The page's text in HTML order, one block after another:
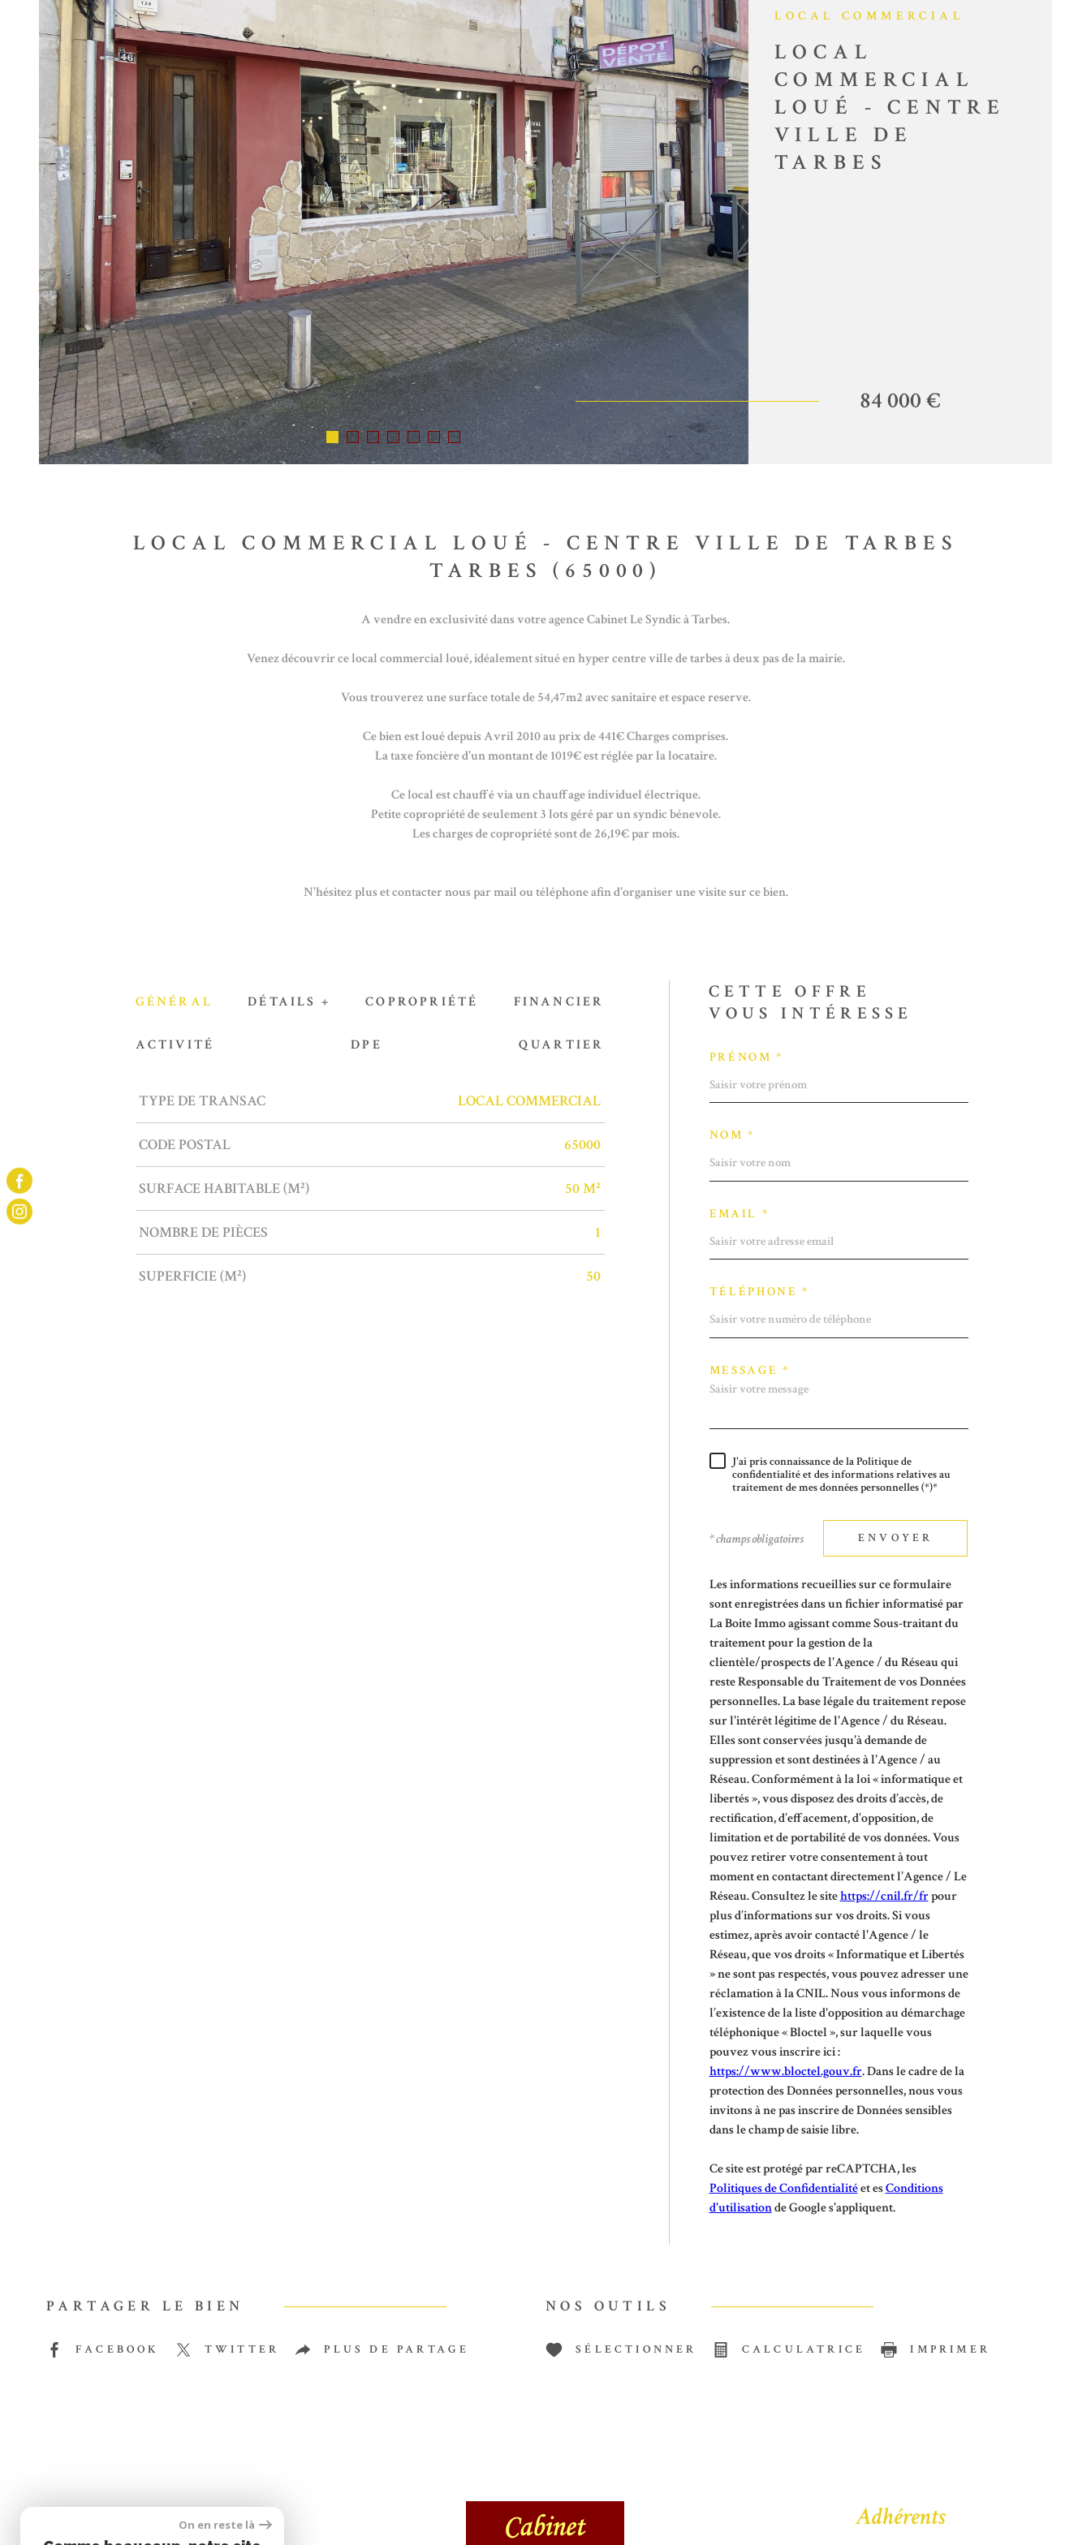
LOCAL COMMERCIAL
LOCAL
COMMERCIAL
LOUÉ - CENTRE
VILLE DE
TARBES
84 000 €
LOCAL COMMERCIAL LOUÉ - CENTRE VILLE DE TARBES
TARBES (65000)
A vendre en exclusivité dans votre agence Cabinet Le Syndic à Tarbes.
Venez découvrir ce local commercial loué, idéalement situé en hyper centre ville de tarbes à deux pas de la mairie.
Vous trouverez une surface totale de 54,47m2 avec sanitaire et espace reserve.
Ce bien est loué depuis Avril 2010 au prix de 441€ Charges comprises.
La taxe foncière d'un montant de 1019€ est réglée par la locataire.
Ce local est chauffé via un chauffage individuel électrique.
Petite copropriété de seulement 3 lots géré par un syndic bénevole.
Les charges de copropriété sont de 26,19€ par mois.
N'hésitez plus et contacter nous par mail ou téléphone afin d'organiser une visite sur ce bien.
GÉNÉRAL DÉTAILS + COPROPRIÉTÉ FINANCIER
ACTIVITÉ DPE QUARTIER
Caractérisque Valeurs
TYPE DE TRANSAC LOCAL COMMERCIAL
CODE POSTAL 65000
SURFACE HABITABLE (M²) 50 M²
NOMBRE DE PIÈCES 1
SUPERFICIE (M²) 50
CETTE OFFRE
VOUS INTÉRESSE
PRÉNOM *
NOM *
EMAIL *
TÉLÉPHONE *
MESSAGE *
J'ai pris connaissance de la Politique de
confidentialité et des informations relatives au
traitement de mes données personnelles (*)*
* champs obligatoires ENVOYER
Les informations recueillies sur ce formulaire
sont enregistrées dans un fichier informatisé par
La Boite Immo agissant comme Sous-traitant du
traitement pour la gestion de la
clientèle/prospects de l'Agence / du Réseau qui
reste Responsable du Traitement de vos Données
personnelles. La base légale du traitement repose
sur l'intérêt légitime de l'Agence / du Réseau.
Elles sont conservées jusqu'à demande de
suppression et sont destinées à l'Agence / au
Réseau. Conformément à la loi « informatique et
libertés », vous disposez des droits d’accès, de
rectification, d’effacement, d’opposition, de
limitation et de portabilité de vos données. Vous
pouvez retirer votre consentement à tout
moment en contactant directement l’Agence / Le
Réseau. Consultez le sitehttps://cnil.fr/frpour
plus d’informations sur vos droits. Si vous
estimez, après avoir contacté l'Agence / le
Réseau, que vos droits « Informatique et Libertés
» ne sont pas respectés, vous pouvez adresser une
réclamation à la CNIL. Nous vous informons de
l’existence de la liste d'opposition au démarchage
téléphonique « Bloctel », sur laquelle vous
pouvez vous inscrire ici :
https://www.bloctel.gouv.fr. Dans le cadre de la
protection des Données personnelles, nous vous
invitons à ne pas inscrire de Données sensibles
dans le champ de saisie libre.
Ce site est protégé par reCAPTCHA, les
Politiques de Confidentialitéet esConditions
d'utilisationde Google s'appliquent.
PARTAGER LE BIEN
FACEBOOK TWITTER PLUS DE PARTAGE
NOS OUTILS
SÉLECTIONNER CALCULATRICE IMPRIMER
Se connecter Adhérents
On en reste là